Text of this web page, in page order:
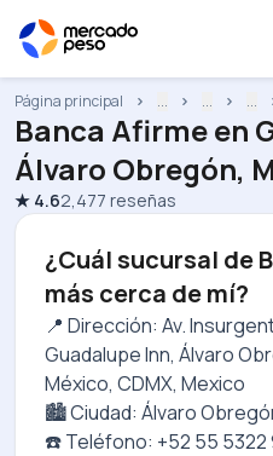
Página principal ... ... ...
Banca Afirmeen
Álvaro Obregón,
★ 4.62,477 reseñas
¿Cuál sucursal de
más cerca de mí?
📍 Dirección: Av.
Guadalupe Inn, Álvaro
México, CDMX, Mexico
🏙️ Ciudad: Álvaro
☎️ Teléfono: +52 55 5322